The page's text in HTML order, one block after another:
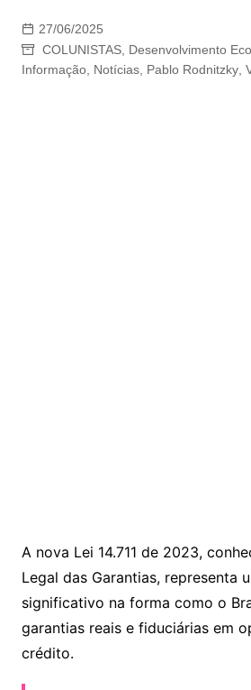
27/06/2025
COLUNISTAS, Desenvolvimento
Informação, Notícias, Pablo Rodnitzky,
A nova Lei 14.711 de 2023,
Legal das Garantias, representa
significativo na forma como o
garantias reais e fiduciárias em
crédito.